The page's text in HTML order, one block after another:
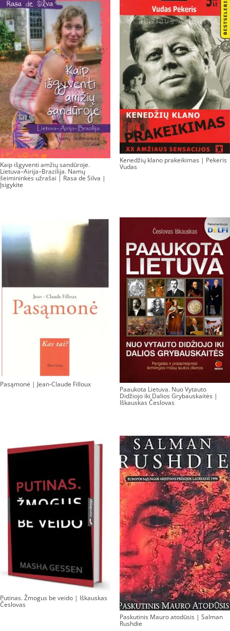
Kaip išgyventi amžių sandūroje.
Lietuva–Airija–Brazilija. Namų
šeimininkės užrašai | Rasa de Silva |
Įsigykite
Kenedžių klano prakeikimas | Pekeris
Vudas
Pasąmonė | Jean-Claude Filloux
Paaukota Lietuva. Nuo Vytauto
Didžiojo iki Dalios Grybauskaitės |
Iškauskas Česlovas
Putinas. Žmogus be veido | Iškauskas
Česlovas
Paskutinis Mauro atodūsis | Salman
Rushdie